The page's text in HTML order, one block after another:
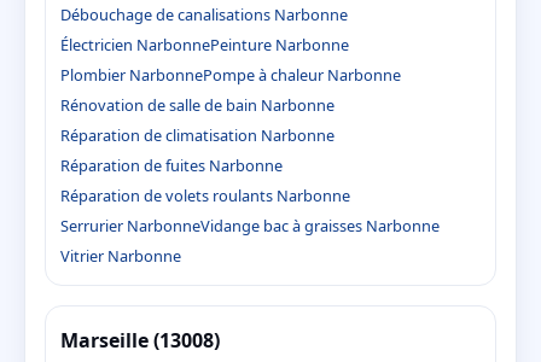
Débouchage de canalisations Narbonne
Électricien NarbonnePeinture Narbonne
Plombier NarbonnePompe à chaleur Narbonne
Rénovation de salle de bain Narbonne
Réparation de climatisation Narbonne
Réparation de fuites Narbonne
Réparation de volets roulants Narbonne
Serrurier NarbonneVidange bac à graisses Narbonne
Vitrier Narbonne
Marseille (13008)